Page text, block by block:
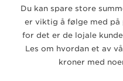
Du kan spare store
er viktig å følge med på
for det er de lojale
Les om hvordan et av
kroner med